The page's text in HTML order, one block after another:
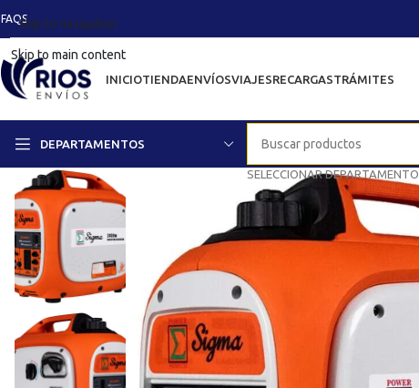
Skip to navigation
Skip to main content
FAQS
INICIOTIENDAENVÍOSVIAJESRECARGASTRÁMITES
DEPARTAMENTOS
SELECCIONAR DEPARTAMENTO